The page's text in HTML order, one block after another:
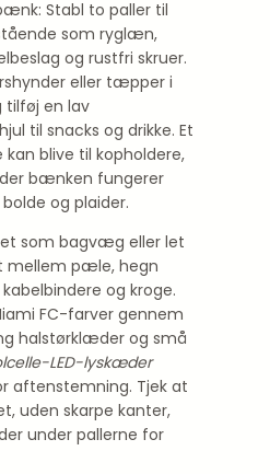
Stabl to paller til
som ryglæn,
og rustfri skruer.
eller tæpper i
tilføj en lav
til snacks og drikke. Et
blive til kopholdere,
bænken fungerer
og plaider.
som bagvæg eller let
mellem pæle, hegn
og kroge.
FC-farver gennem
halstørklæder og små
LED-lyskæder
aftenstemning. Tjek at
uden skarpe kanter,
under pallerne for